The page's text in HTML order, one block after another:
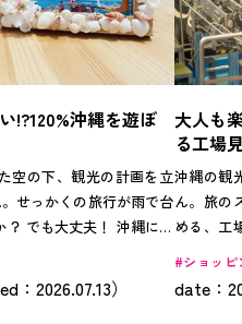
!?120%沖縄を遊ぼ
空の下、観光の計画を立
せっかくの旅行が雨で台
でも大丈夫！ 沖縄には
トがたくさんあります。
、グルメや体験、リラク
ルをピックアップして
2026.07.13）
大人も
る工場
沖縄の観
ん。旅の
める、工
どを製
に工場
できるの
ショッピ
date：